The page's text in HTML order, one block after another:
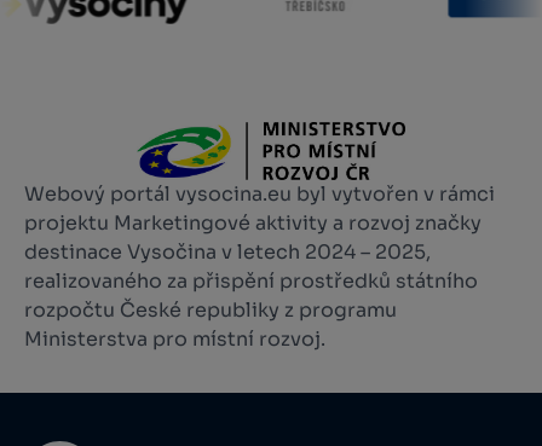
Webový portál vysocina.eu byl vytvořen v rámci
projektu Marketingové aktivity a rozvoj značky
destinace Vysočina v letech 2024 – 2025,
realizovaného za přispění prostředků státního
rozpočtu České republiky z programu
Ministerstva pro místní rozvoj.